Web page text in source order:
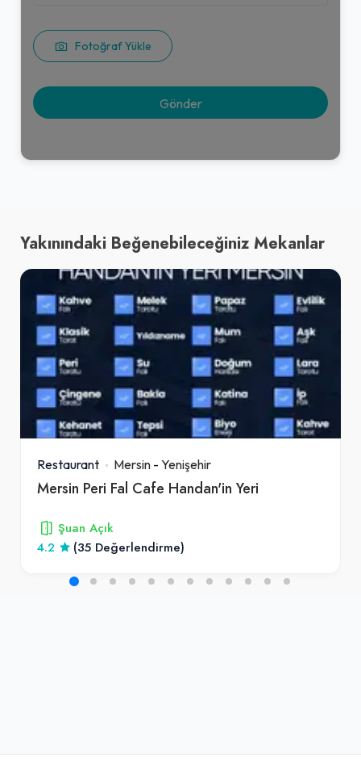
Fotoğraf Yükle
Yakınındaki Beğenebileceğiniz Mekanlar
Restaurant Mersin - Yenişehir
Mersin Peri Fal Cafe Handan'in Yeri
Şuan Açık
4.2
(35 Değerlendirme)